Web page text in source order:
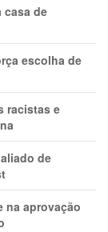
casa de
escolha de
racistas e
de
na aprovação